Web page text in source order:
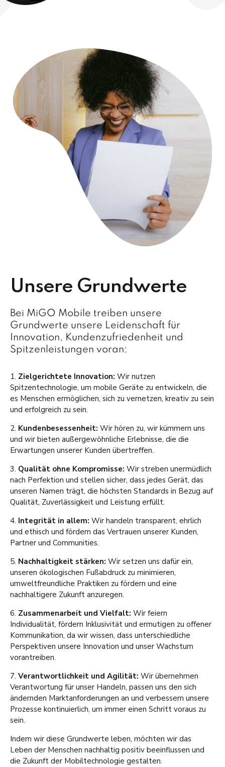
Unsere Grundwerte
Bei MiGO Mobile treiben unsere
Grundwerte unsere Leidenschaft für
Innovation, Kundenzufriedenheit und
Spitzenleistungen voran:
1. Zielgerichtete Innovation: Wir nutzen
Spitzentechnologie, um mobile Geräte zu entwickeln, die
es Menschen ermöglichen, sich zu vernetzen, kreativ zu sein
und erfolgreich zu sein.
2. Kundenbesessenheit: Wir hören zu, wir kümmern uns
und wir bieten außergewöhnliche Erlebnisse, die die
Erwartungen unserer Kunden übertreffen.
3. Qualität ohne Kompromisse: Wir streben unermüdlich
nach Perfektion und stellen sicher, dass jedes Gerät, das
unseren Namen trägt, die höchsten Standards in Bezug auf
Qualität, Zuverlässigkeit und Leistung erfüllt.
4. Integrität in allem: Wir handeln transparent, ehrlich
und ethisch und fördern das Vertrauen unserer Kunden,
Partner und Communities.
5. Nachhaltigkeit stärken: Wir setzen uns dafür ein,
unseren ökologischen Fußabdruck zu minimieren,
umweltfreundliche Praktiken zu fördern und eine
nachhaltigere Zukunft anzuregen.
6. Zusammenarbeit und Vielfalt: Wir feiern
Individualität, fördern Inklusivität und ermutigen zu offener
Kommunikation, da wir wissen, dass unterschiedliche
Perspektiven unsere Innovation und unser Wachstum
vorantreiben.
7. Verantwortlichkeit und Agilität: Wir übernehmen
Verantwortung für unser Handeln, passen uns den sich
ändernden Marktanforderungen an und verbessern unsere
Prozesse kontinuierlich, um immer einen Schritt voraus zu
sein.
Indem wir diese Grundwerte leben, möchten wir das
Leben der Menschen nachhaltig positiv beeinflussen und
die Zukunft der Mobiltechnologie gestalten.